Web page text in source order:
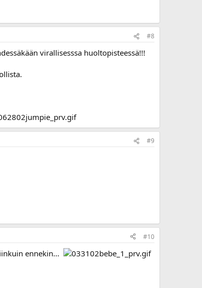
#8
virallisesssa huoltopisteessä!!!
#9
#10
ennekin...